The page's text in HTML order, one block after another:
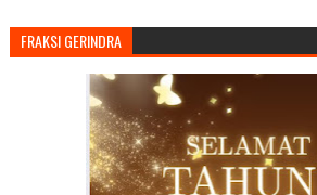
FRAKSI GERINDRA